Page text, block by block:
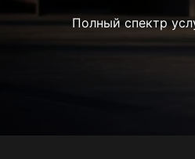
Полный спектр